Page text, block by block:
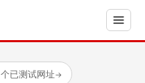
已测试网址→